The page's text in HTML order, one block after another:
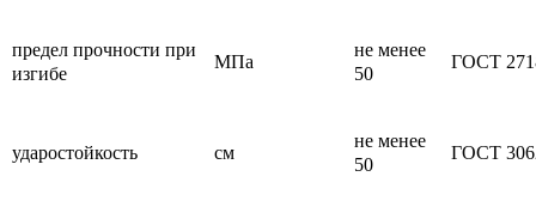
предел прочности при
изгибе
МПа
не менее
50
ГОСТ
ударостойкость см
не менее
50
ГОСТ